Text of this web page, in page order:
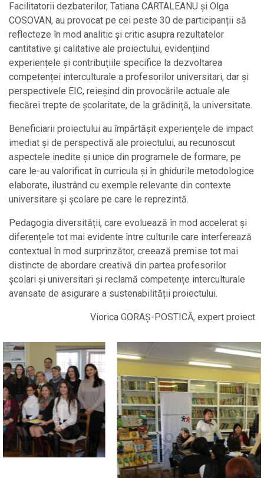
Facilitatorii dezbaterilor, Tatiana CARTALEANU și Olga
COSOVAN, au provocat pe cei peste 30 de participanții să
reflecteze în mod analitic și critic asupra rezultatelor
cantitative și calitative ale proiectului, evidențiind
experiențele și contribuțiile specifice la dezvoltarea
competenței interculturale a profesorilor universitari, dar și
perspectivele EIC, reieșind din provocările actuale ale
fiecărei trepte de școlaritate, de la grădiniță, la universitate.
Beneficiarii proiectului au împărtășit experiențele de impact
imediat și de perspectivă ale proiectului, au recunoscut
aspectele inedite și unice din programele de formare, pe
care le-au valorificat în curricula și în ghidurile metodologice
elaborate, ilustrând cu exemple relevante din contexte
universitare și școlare pe care le reprezintă.
Pedagogia diversității, care evoluează în mod accelerat și
diferențele tot mai evidente între culturile care interferează
contextual în mod surprinzător, creează premise tot mai
distincte de abordare creativă din partea profesorilor
școlari și universitari și reclamă competențe interculturale
avansate de asigurare a sustenabilității proiectului.
Viorica GORAȘ-POSTICĂ, expert proiect